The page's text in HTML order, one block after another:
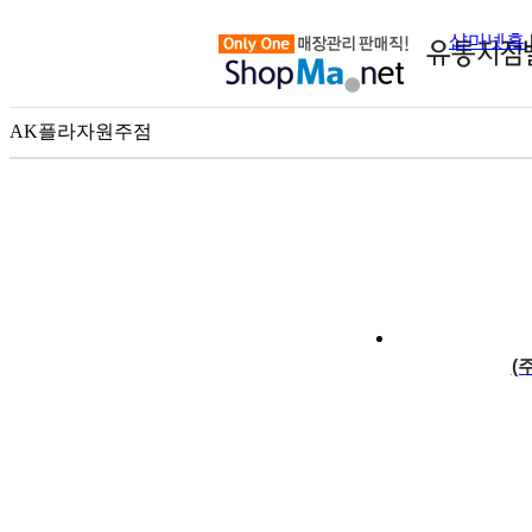
샵마넷홈
AK플라자원주점
100m
(